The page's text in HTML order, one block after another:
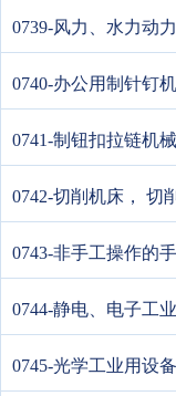
0739-风力、水力动
0740-办公用制针钉
0741-制钮扣拉链机械
0742-切削机床， 切
0743-非手工操作的
0744-静电、电子工
0745-光学工业用设备